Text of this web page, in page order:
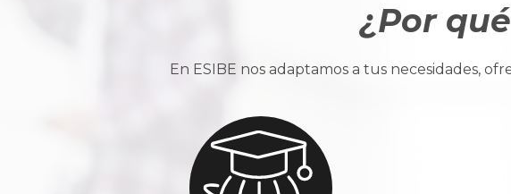
¿Por
En ESIBE nos adaptamos a tus necesidades,